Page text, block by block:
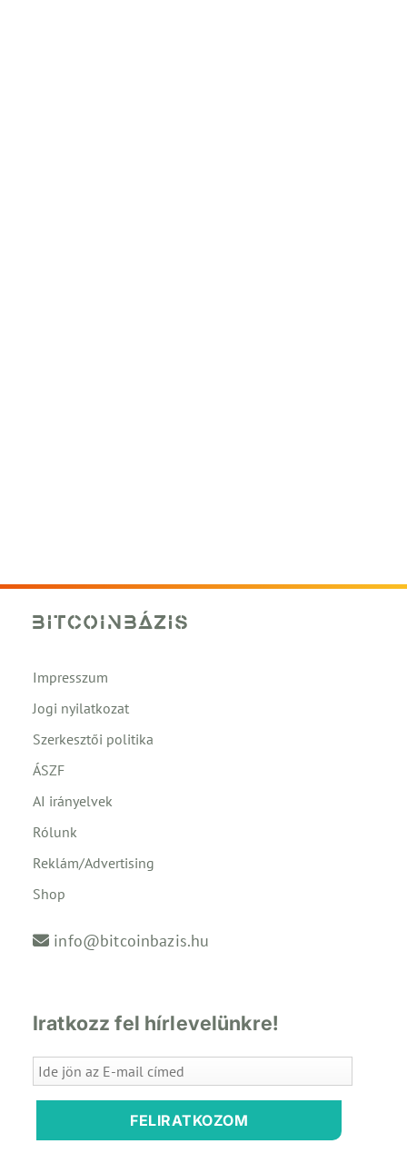
Impresszum
Jogi nyilatkozat
Szerkesztői politika
ÁSZF
AI irányelvek
Rólunk
Reklám/Advertising
Shop
info@bitcoinbazis.hu
Iratkozz fel hírlevelünkre!
FELIRATKOZOM